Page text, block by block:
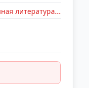
литература...